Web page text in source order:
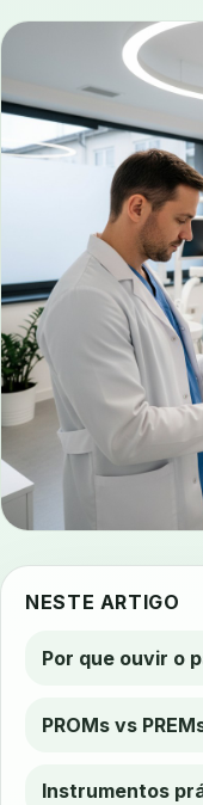
NESTE ARTIGO
Por que ouvir o
PROMs vs
Instrumentos